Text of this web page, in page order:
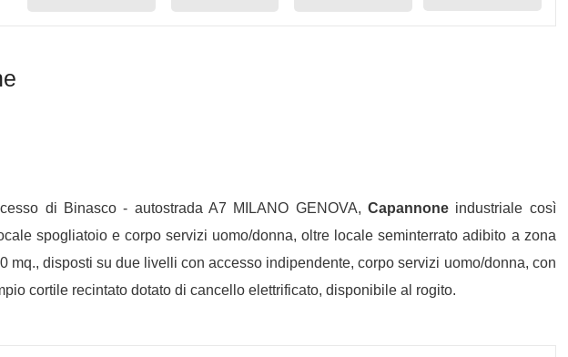
di Binasco - autostrada A7 MILANO GENOVA, Capannoneindustriale così
spogliatoio e corpo servizi uomo/donna, oltre locale seminterrato adibito a zona
disposti su due livelli con accesso indipendente, corpo servizi uomo/donna, con
cortile recintato dotato di cancello elettrificato, disponibile al rogito.